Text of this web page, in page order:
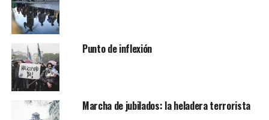
Punto de inflexión
Marcha de jubilados: la heladera terrorista